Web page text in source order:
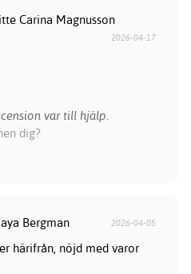
Carina Magnusson
2026-04-17
var till hjälp.
dig?
Bergman 2026-04-05
härifrån, nöjd med varor